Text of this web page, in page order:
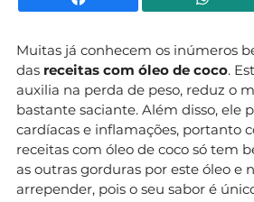
Muitas já conhecem os inúmeros
das receitas com óleo de coco.
auxilia na perda de peso, reduz o
bastante saciante. Além disso, ele
cardíacas e inflamações, portanto
receitas com óleo de coco só tem
as outras gorduras por este óleo e
arrepender, pois o seu sabor é